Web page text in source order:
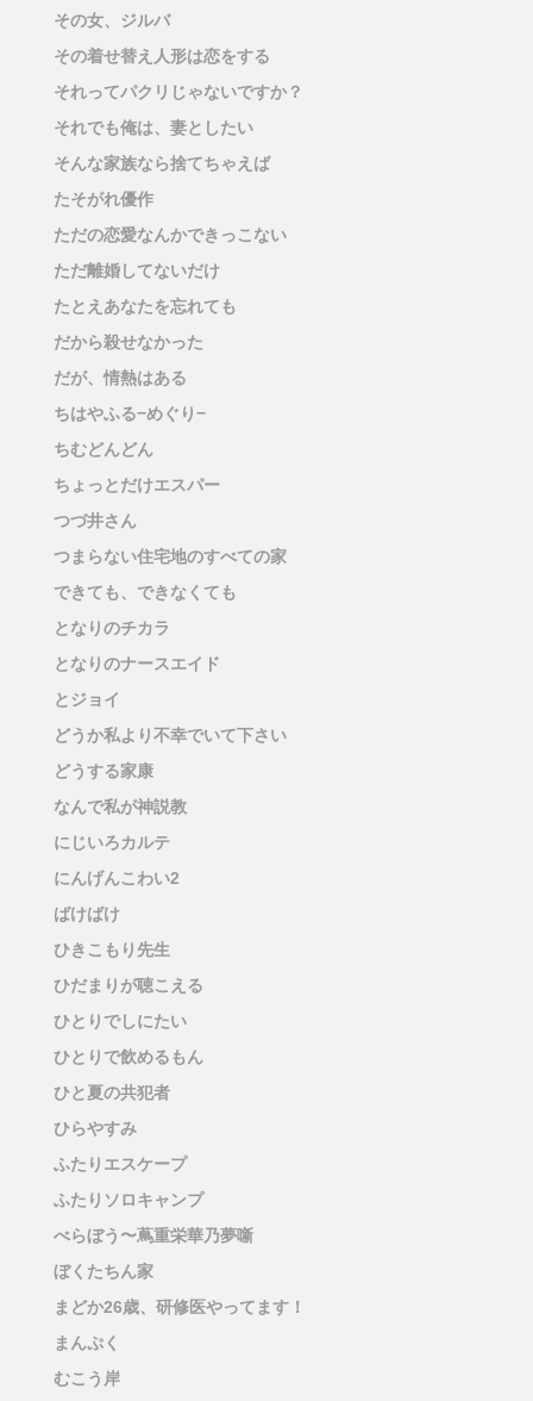
その女、ジルバ
その着せ替え人形は恋をする
それってパクリじゃないですか？
それでも俺は、妻としたい
そんな家族なら捨てちゃえば
たそがれ優作
ただの恋愛なんかできっこない
ただ離婚してないだけ
たとえあなたを忘れても
だから殺せなかった
だが、情熱はある
ちはやふる−めぐり−
ちむどんどん
ちょっとだけエスパー
つづ井さん
つまらない住宅地のすべての家
できても、できなくても
となりのチカラ
となりのナースエイド
とジョイ
どうか私より不幸でいて下さい
どうする家康
なんで私が神説教
にじいろカルテ
にんげんこわい2
ばけばけ
ひきこもり先生
ひだまりが聴こえる
ひとりでしにたい
ひとりで飲めるもん
ひと夏の共犯者
ひらやすみ
ふたりエスケープ
ふたりソロキャンプ
べらぼう〜蔦重栄華乃夢噺
ぼくたちん家
まどか26歳、研修医やってます！
まんぷく
むこう岸